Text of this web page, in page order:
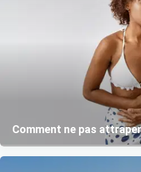
Comment ne pas